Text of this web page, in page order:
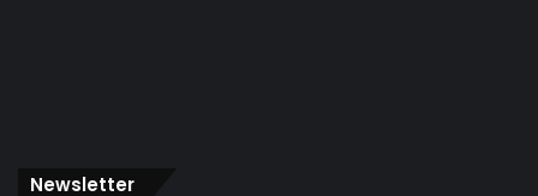
Newsletter